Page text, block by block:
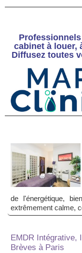
cabinet à louer,
Diffusez toutes
de l'énergétique,
extrêmement calme,
EMDR Intégrative,
Brèves à Paris